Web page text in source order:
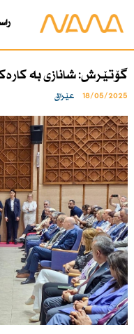
گۆتێرش: شانازی بە
18/05/2025 عێراق